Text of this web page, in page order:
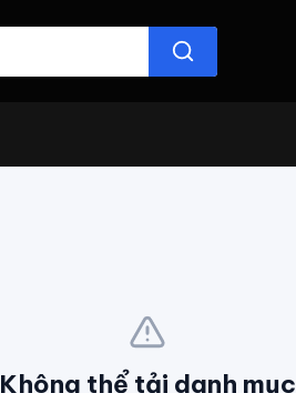
Không thể tải danh mục